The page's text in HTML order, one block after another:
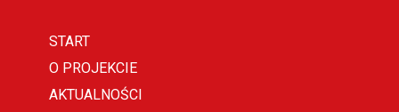
START
O PROJEKCIE
AKTUALNOŚCI